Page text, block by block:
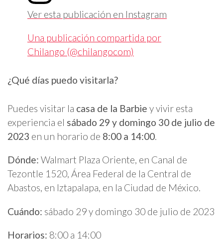
Ver esta publicación en Instagram
Una publicación compartida por
Chilango (@chilangocom)
¿Qué días puedo visitarla?
Puedes visitar la casa de la Barbie y vivir esta
experiencia el sábado 29 y domingo 30 de julio de
2023 en un horario de 8:00 a 14:00.
Dónde: Walmart Plaza Oriente, en Canal de
Tezontle 1520, Área Federal de la Central de
Abastos, en Iztapalapa, en la Ciudad de México.
Cuándo: sábado 29 y domingo 30 de julio de 2023
Horarios: 8:00 a 14:00